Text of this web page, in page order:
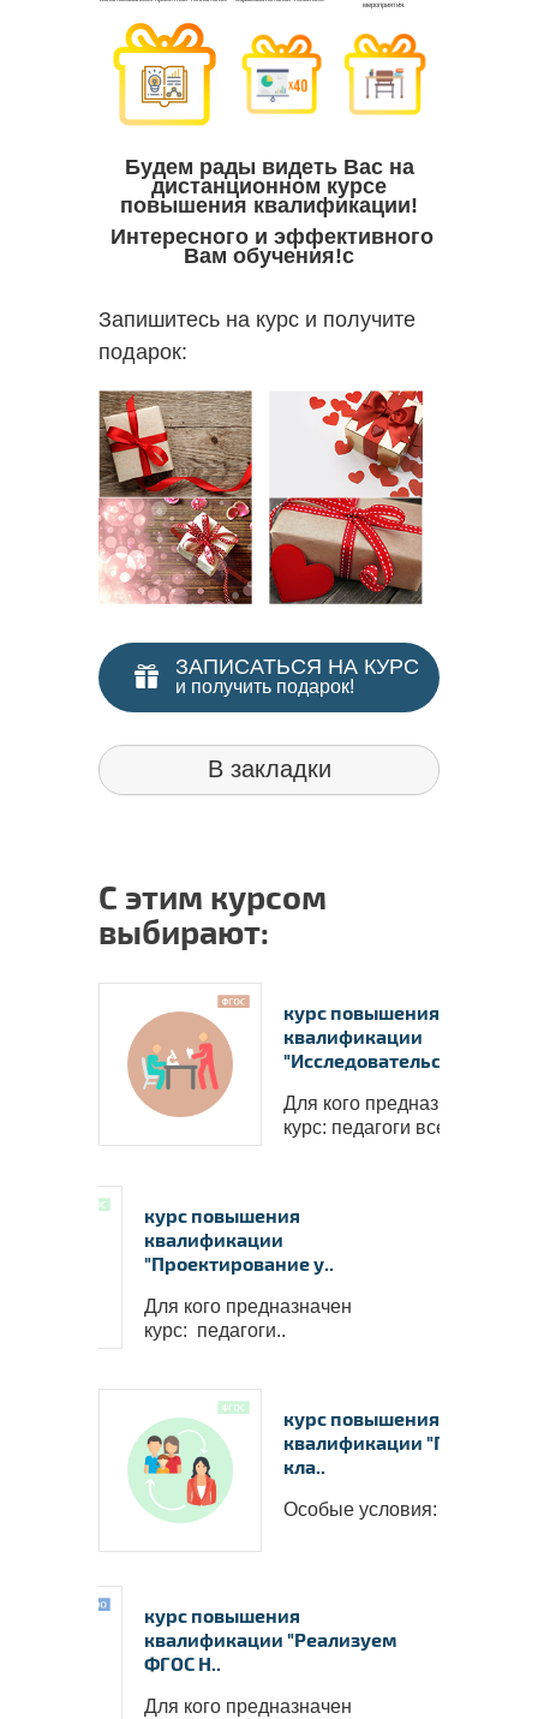
Будем рады видеть Вас на
дистанционном курсе
повышения квалификации!
Интересного и эффективного
Вам обучения!с
Запишитесь на курс и получите
подарок:
ЗАПИСАТЬСЯ НА КУРС
и получить подарок!
В закладки
С этим курсом
выбирают:
курс повышения
квалификации
"Исследовательска..
Для кого предназначен
курс: педагоги всех в..
курс повышения
квалификации
"Проектирование у..
Для кого предназначен
курс: педагоги..
курс повышения
квалификации
кла..
Особые условия: &n..
курс повышения
квалификации "Реализуем
ФГОС Н..
Для кого предназначен